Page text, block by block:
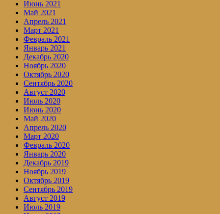
Июнь 2021
Май 2021
Апрель 2021
Март 2021
Февраль 2021
Январь 2021
Декабрь 2020
Ноябрь 2020
Октябрь 2020
Сентябрь 2020
Август 2020
Июль 2020
Июнь 2020
Май 2020
Апрель 2020
Март 2020
Февраль 2020
Январь 2020
Декабрь 2019
Ноябрь 2019
Октябрь 2019
Сентябрь 2019
Август 2019
Июль 2019